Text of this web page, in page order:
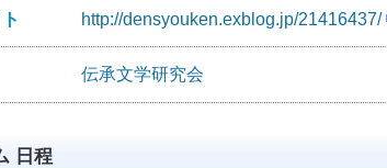
http://densyouken.exblog.jp/21416437/
伝承文学研究会
日程